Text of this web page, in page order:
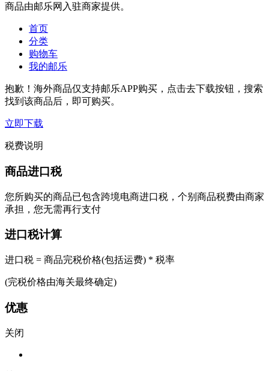
商品由邮乐网入驻商家提供。
首页
分类
购物车
我的邮乐
抱歉！海外商品仅支持邮乐APP购买，点击去下载按钮，搜索
找到该商品后，即可购买。
立即下载
税费说明
商品进口税
您所购买的商品已包含跨境电商进口税，个别商品税费由商家
承担，您无需再行支付
进口税计算
进口税 = 商品完税价格(包括运费) * 税率
(完税价格由海关最终确定)
优惠
关闭